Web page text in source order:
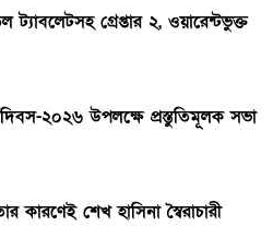
গ্রেপ্তার ২, ওয়ারেন্টভুক্ত
২০২৬ উপলক্ষে প্রস্তুতিমূলক সভা
কারণেই শেখ হাসিনা স্বৈরাচারী